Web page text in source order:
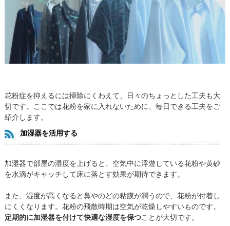
花粉症を抑えるには掃除にくわえて、日々のちょっとした工夫も大
切です。ここでは花粉を家に入れないために、毎日できる工夫をご
紹介します。
加湿器を活用する
加湿器で部屋の湿度を上げると、空気中に浮遊している花粉や黄砂
を水滴がキャッチして床に落とす効果が期待できます。
また、湿度が高くなると鼻やのどの粘膜が潤うので、花粉が付着し
にくくなります。花粉の飛散時期は空気が乾燥しやすいものです。
定期的に加湿器を付けて快適な湿度を保つことが大切です。